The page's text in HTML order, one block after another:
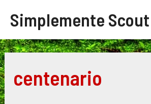
content
Simplemente Scout
centenario